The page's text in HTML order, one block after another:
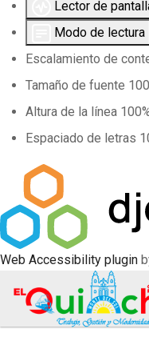
Lector de
Modo de lectura
Escalamiento de
Tamaño de fuente 100
Altura de la línea 100
Espaciado de letras
Web Accessibility plugin